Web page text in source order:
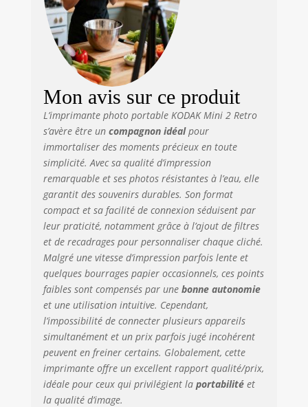
instantanément
des photos
impeccables.
Chaque photo est
imprimée par un
plastification en
couches de ruban,
ce qui la rend
résistante aux
traces de doigts et
résistante à l'eau
pour garantir une
qualité durable.
Deux types de
photos :
l'imprimante photo
rétro KODAK Mini
2 prend en charge
les photos avec
marge et les
photos sans
bordure. Écrivez
vos souvenirs en
photos avec marge
pour qu'ils restent
éternels. Imprimez
des photos sans
Mon avis sur ce produit
L’imprimante photo portable KODAK Mini 2 Retro
s’avère être un compagnon idéalpour
immortaliser des moments précieux en toute
simplicité. Avec sa qualité d’impression
remarquable et ses photos résistantes à l’eau, elle
garantit des souvenirs durables. Son format
compact et sa facilité de connexion séduisent par
leur praticité, notamment grâce à l’ajout de filtres
et de recadrages pour personnaliser chaque cliché.
Malgré une vitesse d’impression parfois lente et
quelques bourrages papier occasionnels, ces points
faibles sont compensés par une bonne autonomie
et une utilisation intuitive. Cependant,
l’impossibilité de connecter plusieurs appareils
simultanément et un prix parfois jugé incohérent
peuvent en freiner certains. Globalement, cette
imprimante offre un excellent rapport qualité/prix,
idéale pour ceux qui privilégient la portabilitéet
la qualité d’image.